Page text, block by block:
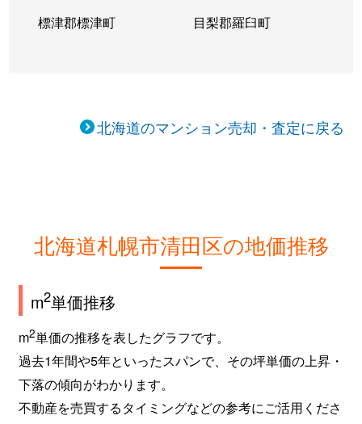
標津郡標津町 目梨郡羅臼町
北海道のマンション売却・査定に戻る
北海道札幌市清田区の地価推移
m2単価推移
m2単価の推移を表したグラフです。
過去1年間や5年といったスパンで、その坪単価の上昇・
下落の傾向がわかります。
不動産を売買するタイミングなどの参考にご活用くださ